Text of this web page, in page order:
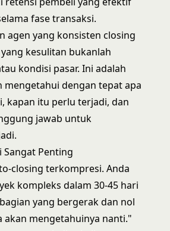
fase transaksi.
agen yang konsisten closing
kesulitan bukanlah
kondisi pasar. Ini adalah
mengetahui dengan tepat apa
kapan itu perlu terjadi, dan
jawab untuk
Sangat Penting
closing terkompresi. Anda
kompleks dalam 30-45 hari
yang bergerak dan nol
mengetahuinya nanti."